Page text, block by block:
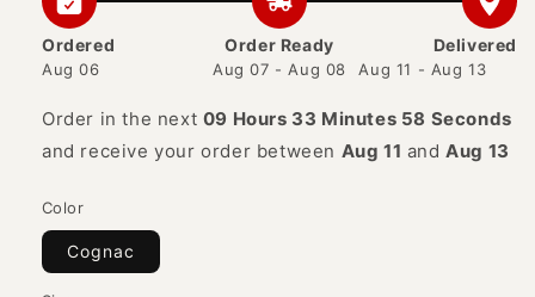
Ordered
Aug 06
Order Ready
Aug 07 - Aug 08
Delivered
Aug 11 - Aug 13
Order in the next 09 Hours 33 Minutes 58 Seconds
and receive your order between Aug 11 andAug 13
Color
Cognac